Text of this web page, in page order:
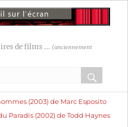
de films ... (anciennement
OK
:
(2003) de Marc Esposito
:
Paradis (2002) de Todd Haynes